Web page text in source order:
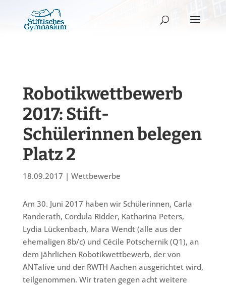
Robotikwettbewerb
2017: Stift-
Schülerinnen belegen
Platz 2
18.09.2017 | Wettbewerbe
Am 30. Juni 2017 haben wir Schülerinnen, Carla
Randerath, Cordula Ridder, Katharina Peters,
Lydia Lückenbach, Mara Wendt (alle aus der
ehemaligen 8b/c) und Cécile Potschernik (Q1), an
dem jährlichen Robotikwettbewerb, der von
ANTalive und der RWTH Aachen ausgerichtet wird,
teilgenommen. Wir traten gegen acht weitere